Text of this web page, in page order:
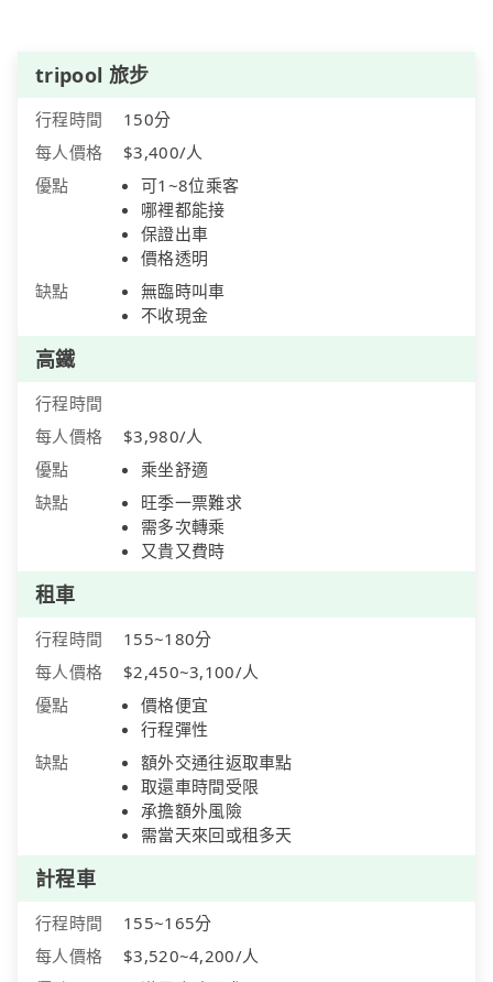
tripool 旅步
行程時間
150分
每人價格
$3,400/人
優點
可1~8位乘客
哪裡都能接
保證出車
價格透明
缺點
無臨時叫車
不收現金
高鐵
行程時間
每人價格
$3,980/人
優點
乘坐舒適
缺點
旺季一票難求
需多次轉乘
又貴又費時
租車
行程時間
155~180分
每人價格
$2,450~3,100/人
優點
價格便宜
行程彈性
缺點
額外交通往返取車點
取還車時間受限
承擔額外風險
需當天來回或租多天
計程車
行程時間
155~165分
每人價格
$3,520~4,200/人